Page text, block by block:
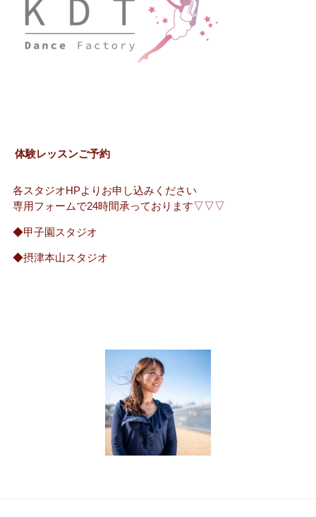
体験レッスンご予約
各スタジオHPよりお申し込みください
専用フォームで24時間承っております▽▽▽
◆甲子園スタジオ
◆摂津本山スタジオ